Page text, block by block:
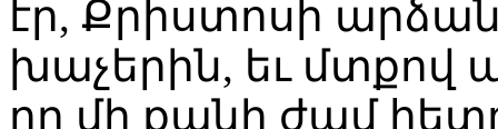
էր, Քրիստոսի
խաչերին, եւ մտքով
որ մի քանի ժամ